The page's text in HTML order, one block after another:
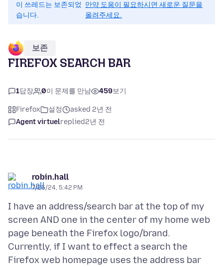
이 쓰레드는 보존되었
습니다.
만약 도움이 필요하시면 새로운 질문을
올려주세요.
보존
FIREFOX SEARCH BAR
1답장 0이 문제를 만남 459보기
Firefox 설정
asked 2년 전
Agent virtuelreplied2년 전
robin.hall
7/25/24, 5:42 PM
I have an address/search bar at the top of my
screen AND one in the center of my home web
page beneath the Firefox logo/brand.
Currently, if I want to effect a search the
Firefox web homepage uses the address bar